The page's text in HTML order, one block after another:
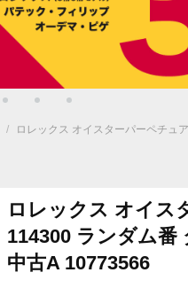
/
ロレックス オイスターパーペチュ
ロレックス オイス
114300 ランダム番
中古A 10773566